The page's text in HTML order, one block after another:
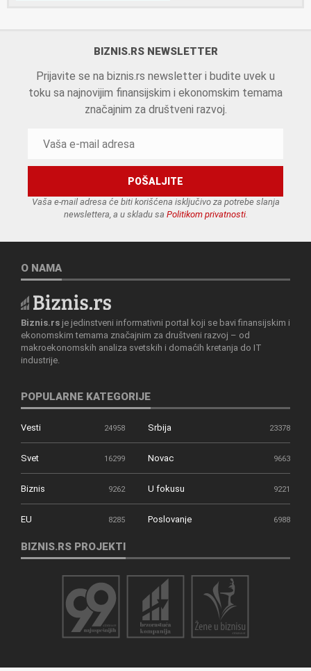
BIZNIS.RS NEWSLETTER
Prijavite se na biznis.rs newsletter i budite uvek u
toku sa najnovijim finansijskim i ekonomskim temama
značajnim za društveni razvoj.
Vaša e-mail adresa će biti korišćena isključivo za potrebe slanja
newslettera, a u skladu sa Politikom privatnosti.
O NAMA
Biznis.rs je jedinstveni informativni portal koji se bavi finansijskim i
ekonomskim temama značajnim za društveni razvoj – od
makroekonomskih analiza svetskih i domaćih kretanja do IT
industrije.
POPULARNE KATEGORIJE
Vesti 24958 Srbija 23378
Svet 16299 Novac 9663
Biznis 9262 U fokusu 9221
EU 8285 Poslovanje 6988
BIZNIS.RS PROJEKTI